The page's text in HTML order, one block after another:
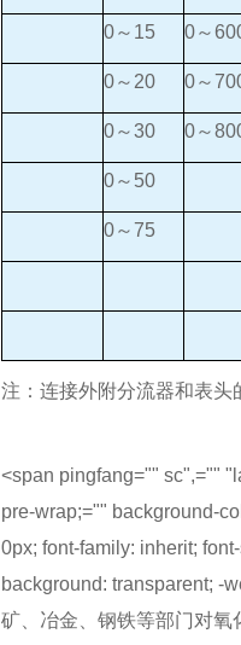
0～15 0～
0～20 0～
0～30 0～
0～50
0～75
注：连接外附分流器和表头
<span pingfang="" sc",=""
pre-wrap;="" background-
0px; font-family: inherit;
background: transparent; -
矿、冶金、钢铁等部门对